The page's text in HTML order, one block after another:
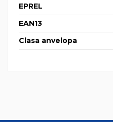
EPREL
EAN13
Clasa anvelopa